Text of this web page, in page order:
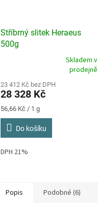
Stříbrný slitek Heraeus
500g
produktu
je
5,0
Skladem v
prodejně
23 412 Kč bez DPH
28 328 Kč
Měrná
cena:
56,66 Kč / 1 g
Do košíku
DPH 21%
Popis Podobné (6)